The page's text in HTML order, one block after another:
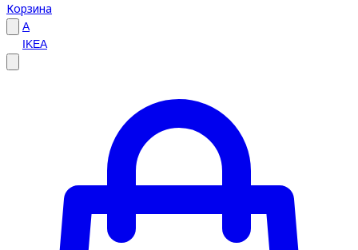
Корзина
A
IKEA